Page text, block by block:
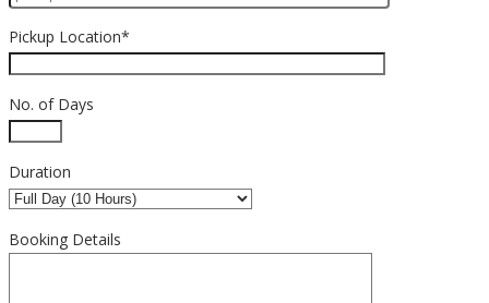
Pickup Location*
No. of Days
Duration
Booking Details